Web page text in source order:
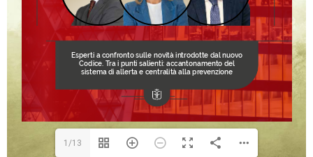
1/13